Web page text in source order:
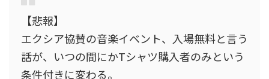
【悲報】
エクシア協賛の音楽イベント、入場無料と言う
話が、いつの間にかTシャツ購入者のみという
条件付きに変わる。